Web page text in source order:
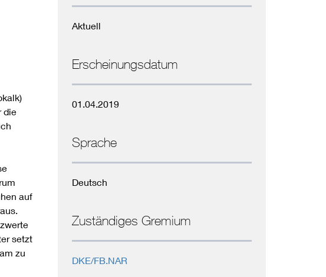
Niederspannungsrichtlinie
die
auf
setzt
zu
Aktuell
Erscheinungsdatum
01.04.2019
Sprache
Deutsch
Zuständiges Gremium
DKE/FB.NAR